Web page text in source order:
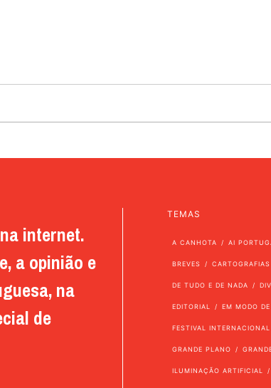
internet.
a opinião e
na
de
TEMAS
A CANHOTA AI
BREVES CARTOGRAFIAS
DE TUDO E DE NADA
EDITORIAL EM MODO
FESTIVAL
GRANDE PLANO
ILUMINAÇÃO ARTIFICIAL